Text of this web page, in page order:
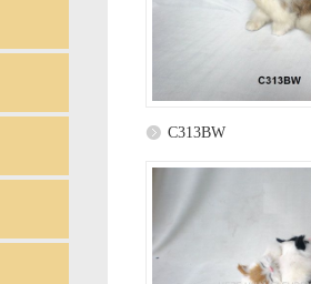
C313BW